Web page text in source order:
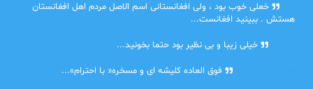
خعلی خوب بود ، ولی افغانستانی اسم الاصل مردم اهل افغانستان
هستش . ببینید افغانست...
خیلی زیبا و بی نظیر بود حتما بخونید...
فوق العاده کلیشه ای و مسخره« با احترام»...